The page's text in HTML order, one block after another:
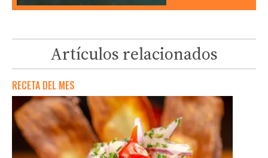
Artículos relacionados
RECETA DEL MES